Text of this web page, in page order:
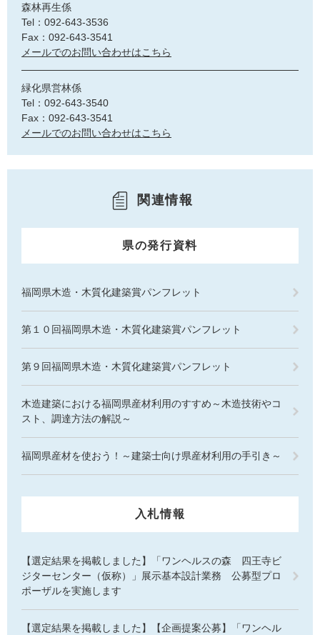
森林再生係
Tel：092-643-3536
Fax：092-643-3541
メールでのお問い合わせはこちら
緑化県営林係
Tel：092-643-3540
Fax：092-643-3541
メールでのお問い合わせはこちら
関連情報
県の発行資料
福岡県木造・木質化建築賞パンフレット
第１０回福岡県木造・木質化建築賞パンフレット
第９回福岡県木造・木質化建築賞パンフレット
木造建築における福岡県産材利用のすすめ～木造技術やコ
スト、調達方法の解説～
福岡県産材を使おう！～建築士向け県産材利用の手引き～
入札情報
【選定結果を掲載しました】「ワンヘルスの森 四王寺ビ
ジターセンター（仮称）」展示基本設計業務 公募型プロ
ポーザルを実施します
【選定結果を掲載しました】【企画提案公募】「ワンヘル